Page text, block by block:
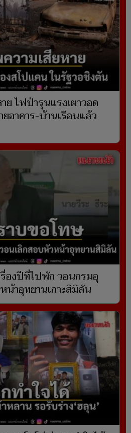
ย ไฟป่ารุนแรงเผาวอด
อาคาร-บ้านเรือนแล้ว
รื่องปีที่ไปพัก วอนกรมอุ
น้าอุทยานเกาะสิมิลัน